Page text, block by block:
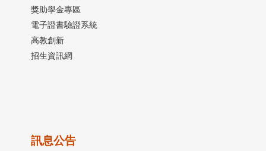
獎助學金專區
電子證書驗證系統
高教創新
招生資訊網
訊息公告